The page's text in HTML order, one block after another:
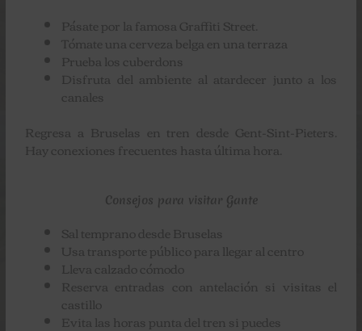
Pásate por la famosa Graffiti Street.
Tómate una cerveza belga en una terraza
Prueba los cuberdons
Disfruta del ambiente al atardecer junto a los
canales
Regresa a Bruselas en tren desde Gent-Sint-Pieters.
Hay conexiones frecuentes hasta última hora.
Consejos para visitar Gante
Sal temprano desde Bruselas
Usa transporte público para llegar al centro
Lleva calzado cómodo
Reserva entradas con antelación si visitas el
castillo
Evita las horas punta del tren si puedes